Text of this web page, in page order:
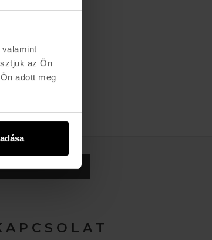
az Ön
adott meg
FELIRATKOZOM »
A P C S O L A T